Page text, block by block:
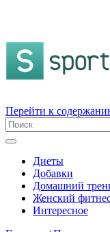
Перейти к
Диеты
Добавки
Домашний
Женский
Интересное